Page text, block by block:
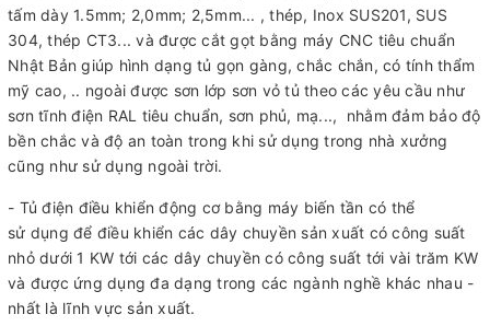
tấm dày 1.5mm; 2,0mm; 2,5mm... , thép, Inox SUS201, SUS
304, thép CT3... và được cắt gọt bằng máy CNC tiêu chuẩn
Nhật Bản giúp hình dạng tủ gọn gàng, chắc chắn, có tính thẩm
mỹ cao, .. ngoài được sơn lớp sơn vỏ tủ theo các yêu cầu như
sơn tĩnh điện RAL tiêu chuẩn, sơn phủ, mạ..., nhằm đảm bảo độ
bền chắc và độ an toàn trong khi sử dụng trong nhà xưởng
cũng như sử dụng ngoài trời.
- Tủ điện điều khiển động cơ bằng máy biến tần có thể
sử dụng để điều khiển các dây chuyền sản xuất có công suất
nhỏ dưới 1 KW tới các dây chuyền có công suất tới vài trăm KW
và được ứng dụng đa dạng trong các ngành nghề khác nhau -
nhất là lĩnh vực sản xuất.